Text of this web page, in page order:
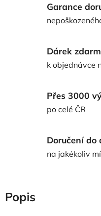
Garance
Dárek
k objednávce
Přes 3000
po celé ČR
Doručení do
na jakékoliv
Popis